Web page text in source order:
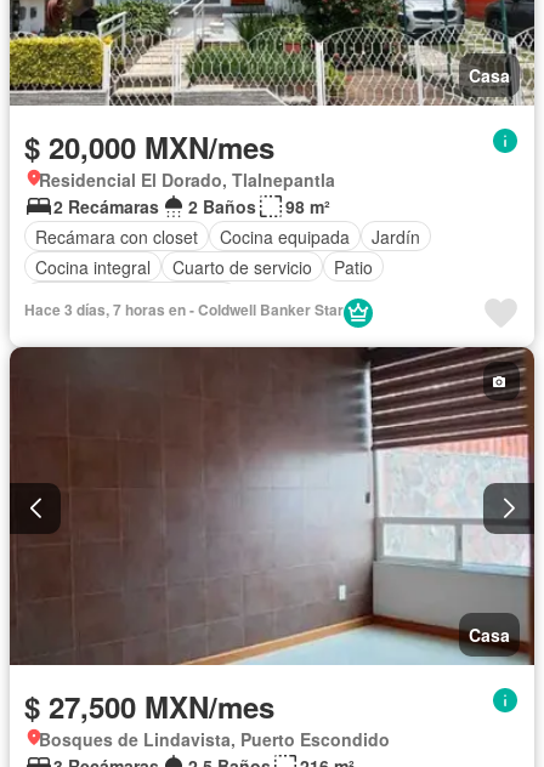
Casa
$ 20,000 MXN/mes
Residencial El Dorado, Tlalnepantla
2 Recámaras
2 Baños
98 m²
Recámara con closet
Cocina equipada
Jardín
Cocina integral
Cuarto de servicio
Patio
Hace 3 días, 7 horas en - Coldwell Banker Star
Casa
$ 27,500 MXN/mes
Bosques de Lindavista, Puerto Escondido